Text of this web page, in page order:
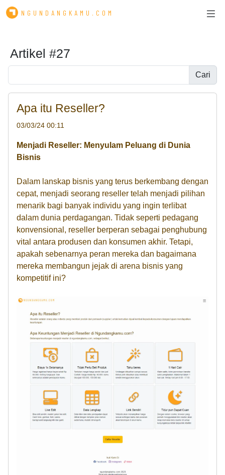
NGUNDANGKAMU.COM
Artikel #27
Cari
Apa itu Reseller?
03/03/24 00:11
Menjadi Reseller: Menyulam Peluang di Dunia
Bisnis
Dalam lanskap bisnis yang terus berkembang dengan
cepat, menjadi seorang reseller telah menjadi pilihan
menarik bagi banyak individu yang ingin terlibat
dalam dunia perdagangan. Tidak seperti pedagang
konvensional, reseller berperan sebagai penghubung
vital antara produsen dan konsumen akhir. Tetapi,
apakah sebenarnya peran mereka dan bagaimana
mereka membangun jejak di arena bisnis yang
kompetitif ini?